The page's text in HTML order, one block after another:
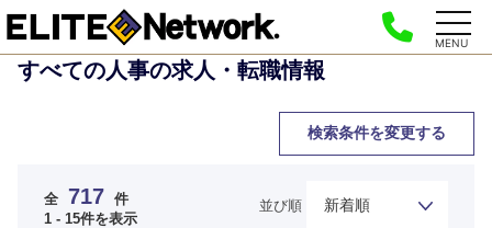
MENU
すべての人事の求人・転職情報
検索条件を変更する
全 717 件
1 - 15件を表示
並び順